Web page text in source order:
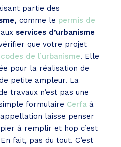
partie des
comme le permis de
services d’urbanisme
que votre projet
codes de l’urbanisme. Elle
pour la réalisation de
petite ampleur. La
travaux n’est pas une
formulaire Cerfa à
laisse penser
à remplir et hop c’est
fait, pas du tout. C’est